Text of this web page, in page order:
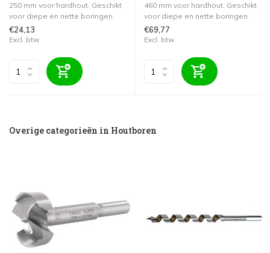
250 mm voor hardhout. Geschikt
voor diepe en nette boringen.
€24,13
Excl. btw
460 mm voor hardhout. Geschikt
voor diepe en nette boringen.
€69,77
Excl. btw
Overige categorieën in Houtboren